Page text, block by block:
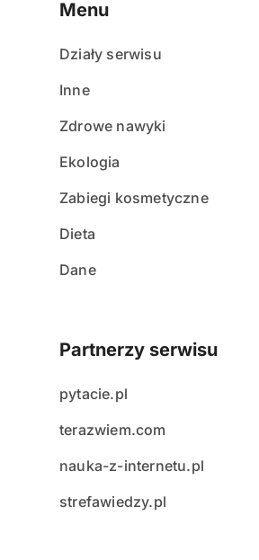
Menu
Działy serwisu
Inne
Zdrowe nawyki
Ekologia
Zabiegi kosmetyczne
Dieta
Dane
Partnerzy serwisu
pytacie.pl
terazwiem.com
nauka-z-internetu.pl
strefawiedzy.pl